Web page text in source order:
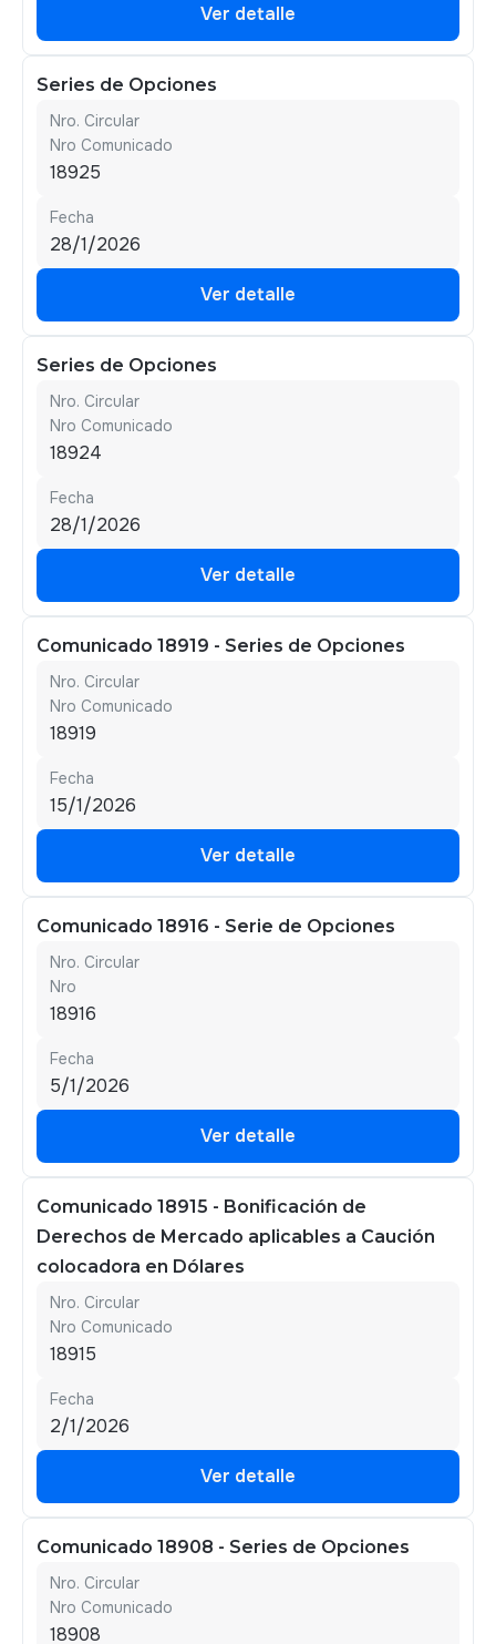
Ver detalle
Series de Opciones
Nro. Circular
Nro Comunicado
18925
Fecha
28/1/2026
Ver detalle
Series de Opciones
Nro. Circular
Nro Comunicado
18924
Fecha
28/1/2026
Ver detalle
Comunicado 18919 - Series de Opciones
Nro. Circular
Nro Comunicado
18919
Fecha
15/1/2026
Ver detalle
Comunicado 18916 - Serie de Opciones
Nro. Circular
Nro
18916
Fecha
5/1/2026
Ver detalle
Comunicado 18915 - Bonificación de
Derechos de Mercado aplicables a Caución
colocadora en Dólares
Nro. Circular
Nro Comunicado
18915
Fecha
2/1/2026
Ver detalle
Comunicado 18908 - Series de Opciones
Nro. Circular
Nro Comunicado
18908